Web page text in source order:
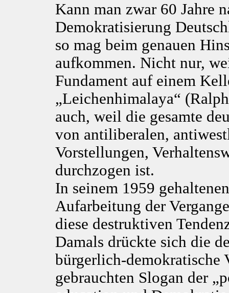
Kann man zwar 60 Jahre
Demokratisierung
so mag beim genauen
aufkommen. Nicht nur,
Fundament auf einem
„Leichenhimalaya“
auch, weil die gesamte
von antiliberalen,
Vorstellungen,
durchzogen ist.
In seinem 1959
Aufarbeitung der
diese destruktiven
Damals drückte sich die
bürgerlich-demokratische
gebrauchten Slogan der